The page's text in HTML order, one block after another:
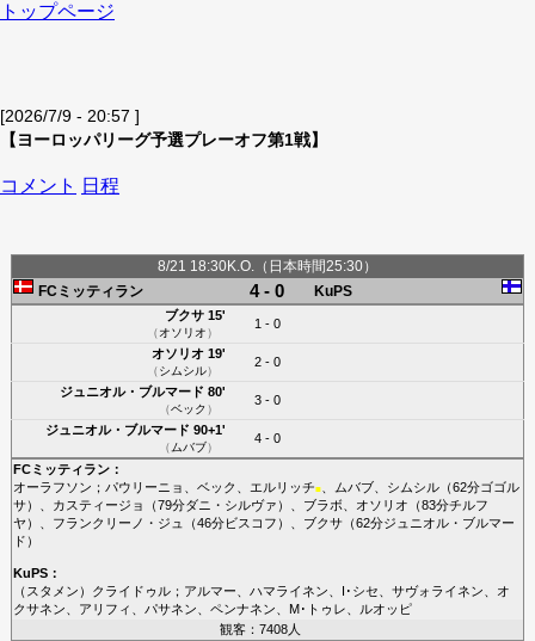
トップページ
[2026/7/9 - 20:57 ]
【ヨーロッパリーグ予選プレーオフ第1戦】
コメント 日程
8/21 18:30K.O.（日本時間25:30）
FCミッティラン
4 - 0 KuPS
ブクサ15'
（オソリオ）
1 - 0
オソリオ19'
（シムシル）
2 - 0
ジュニオル・ブルマード 80'
（ベック ）
3 - 0
ジュニオル・ブルマード 90+1'
（ ムバブ）
4 - 0
FCミッティラン：
オーラフソン ； パウリーニョ ベック エルリッチ■、 ムバブ、 シムシル（62分ゴゴル
サ）、 カスティージョ （79分ダニ・シルヴァ ）、 ブラボ、 オソリオ （83分チルフ
ヤ ）、 フランクリーノ・ジュ （46分ビスコフ ）、 ブクサ（62分ジュニオル・ブルマー
ド ）
KuPS：
（スタメン） クライドゥル； アルマー ハマライネン I･シセ サヴォライネン
オ
クサネン
アリフィ パサネン ペンナネン M･トゥレ
ルオッピ
観客：7408人